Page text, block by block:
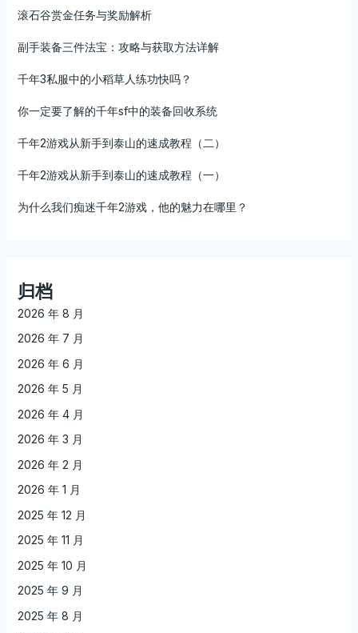
滚石谷赏金任务与奖励解析
副手装备三件法宝：攻略与获取方法详解
千年3私服中的小稻草人练功快吗？
你一定要了解的千年sf中的装备回收系统
千年2游戏从新手到泰山的速成教程（二）
千年2游戏从新手到泰山的速成教程（一）
为什么我们痴迷千年2游戏，他的魅力在哪里？
归档
2026 年 8 月
2026 年 7 月
2026 年 6 月
2026 年 5 月
2026 年 4 月
2026 年 3 月
2026 年 2 月
2026 年 1 月
2025 年 12 月
2025 年 11 月
2025 年 10 月
2025 年 9 月
2025 年 8 月